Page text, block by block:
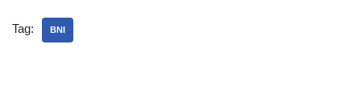
Tag: BNI